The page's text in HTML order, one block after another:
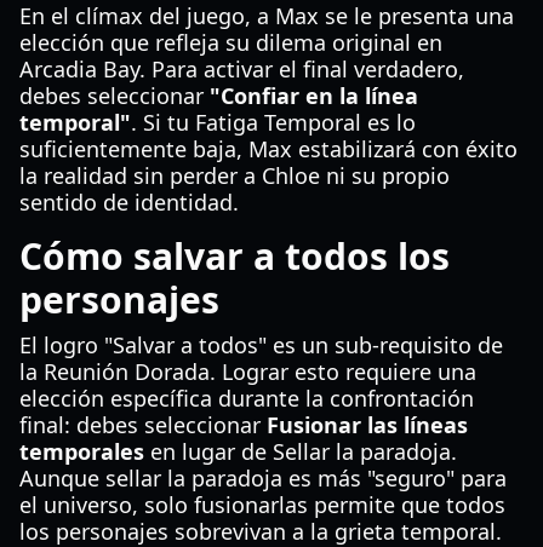
En el clímax del juego, a Max se le presenta una
elección que refleja su dilema original en
Arcadia Bay. Para activar el final verdadero,
debes seleccionar "Confiar en la línea
temporal". Si tu Fatiga Temporal es lo
suficientemente baja, Max estabilizará con éxito
la realidad sin perder a Chloe ni su propio
sentido de identidad.
Cómo salvar a todos los
personajes
El logro "Salvar a todos" es un sub-requisito de
la Reunión Dorada. Lograr esto requiere una
elección específica durante la confrontación
final: debes seleccionar Fusionar las líneas
temporales en lugar de Sellar la paradoja.
Aunque sellar la paradoja es más "seguro" para
el universo, solo fusionarlas permite que todos
los personajes sobrevivan a la grieta temporal.